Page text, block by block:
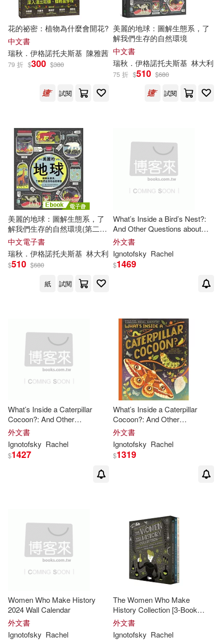
花的祕密：植物為什麼會開花?
中文書
瑞秋．伊格諾托夫斯基 陳雅茜
79 折 $300 $380
試閱
美麗的地球：圖解生態系，了
解我們生存的自然環境
中文書
瑞秋．伊格諾托夫斯基 林大利
75 折 $510 $680
試閱
美麗的地球：圖解生態系，了
解我們生存的自然環境(第二
版) (電子書)
中文電子書
瑞秋．伊格諾托夫斯基 林大利
$510 $680
紙
試閱
What’s Inside a Bird’s Nest?:
And Other Questions about
Nature & Life Cycles
外文書
Ignotofsky Rachel
$1469
What’s Inside a Caterpillar
Cocoon?: And Other
Questions about Moths &
Butterflies
外文書
Ignotofsky Rachel
$1427
What’s Inside a Caterpillar
Cocoon?: And Other
Questions about Moths &
Butterflies
外文書
Ignotofsky Rachel
$1319
Women Who Make History
2024 Wall Calendar
外文書
Ignotofsky Rachel
The Women Who Make
History Collection [3-Book
Boxed Set]: Women in
Science, Women in Sports,
Women in Art
外文書
Ignotofsky Rachel